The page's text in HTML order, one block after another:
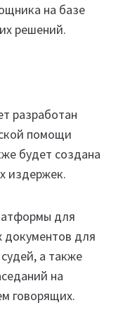
на базе
решений.
разработан
помощи
будет создана
издержек.
для
документов для
а также
на
говорящих.